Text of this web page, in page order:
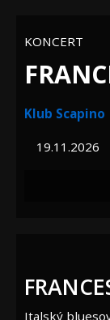
KONCERT
Klub Scapino
19.11.2026
Italský